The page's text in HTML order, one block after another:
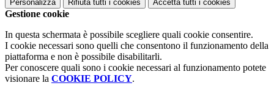
Personalizza Rifiuta tutti i cookies Accetta tutti i cookies
Gestione cookie
In questa schermata è possibile scegliere quali cookie consentire.
I cookie necessari sono quelli che consentono il funzionamento della
piattaforma e non è possibile disabilitarli.
Per conoscere quali sono i cookie necessari al funzionamento potete
visionare la COOKIE POLICY.